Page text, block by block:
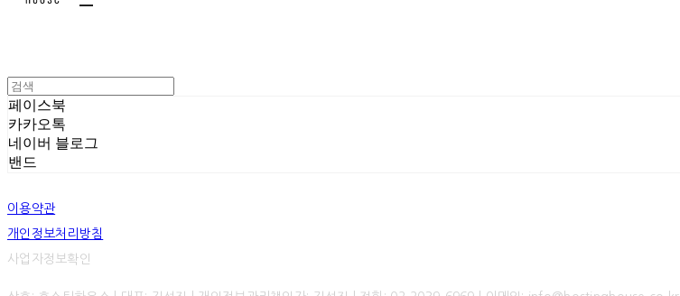
페이스북
카카오톡
네이버 블로그
밴드
이용약관
개인정보처리방침
사업자정보확인